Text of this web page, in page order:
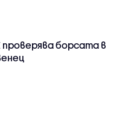
проверява борсата в